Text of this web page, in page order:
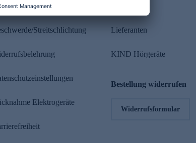
Streitschlichtung
Elektrogeräte
Lieferanten
KIND Hörgeräte
Bestellung widerrufen
Widerrufsformular